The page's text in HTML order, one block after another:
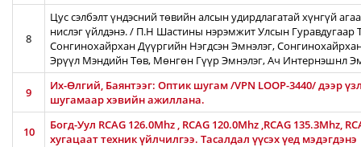
8
Цус сэлбэлт үндэсний төвийн алсын удирдлагатай хүнгүй
нислэг үйлдэнэ. / П.Н Шастины нэрэмжит Улсын Гуравдугаар
Сонгинохайрхан Дүүргийн Нэгдсэн Эмнэлэг,
Эрүүл Мэндийн Төв, Мөнгөн Гүүр Эмнэлэг, Ач Интернэшнл
9
Их-Өлгий, Баянтээг: Оптик шугам /VPN LOOP-3440/ дээр
шугамаар хэвийн ажиллана.
10
Богд-Уул RCAG 126.0Mhz , RCAG 120.0Mhz ,RCAG 135.3Mhz,
хугацаат техник үйлчилгээ. Тасалдал үүсэх үед мэдэгдэнэ